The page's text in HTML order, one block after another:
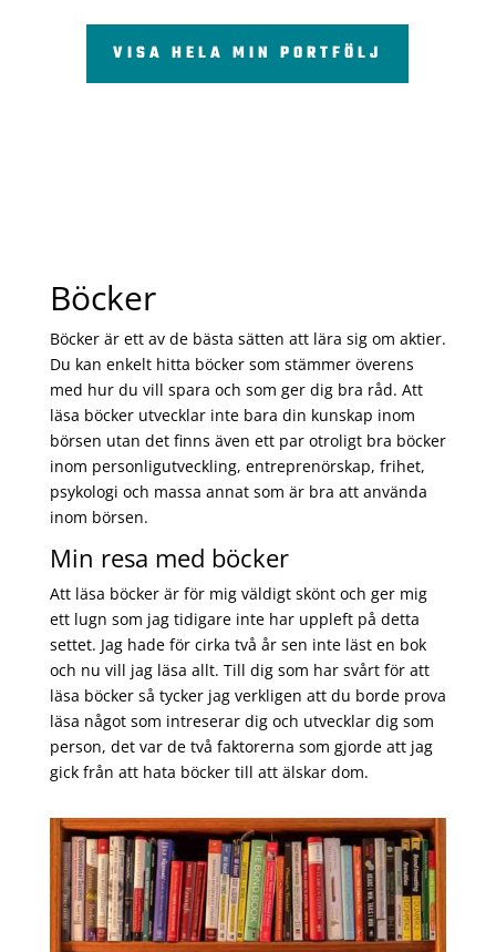
VISA HELA MIN PORTFÖLJ
Böcker
Böcker är ett av de bästa sätten att lära sig om aktier.
Du kan enkelt hitta böcker som stämmer överens
med hur du vill spara och som ger dig bra råd. Att
läsa böcker utvecklar inte bara din kunskap inom
börsen utan det finns även ett par otroligt bra böcker
inom personligutveckling, entreprenörskap, frihet,
psykologi och massa annat som är bra att använda
inom börsen.
Min resa med böcker
Att läsa böcker är för mig väldigt skönt och ger mig
ett lugn som jag tidigare inte har uppleft på detta
settet. Jag hade för cirka två år sen inte läst en bok
och nu vill jag läsa allt. Till dig som har svårt för att
läsa böcker så tycker jag verkligen att du borde prova
läsa något som intreserar dig och utvecklar dig som
person, det var de två faktorerna som gjorde att jag
gick från att hata böcker till att älskar dom.